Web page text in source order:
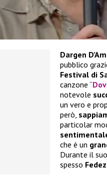
Dargen
pubblico
Festival di
canzone “
notevole
un vero e
però,
particolar
che è un
Durante il
spesso Fedez